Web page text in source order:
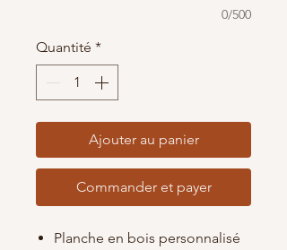
0/500
Quantité *
Ajouter au panier
Commander et payer
Planche en bois personnalisé